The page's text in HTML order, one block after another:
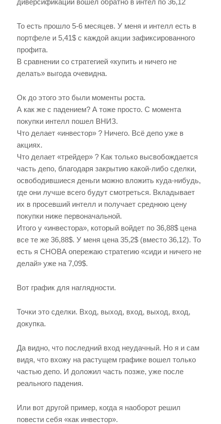
диверсификации вошел обратно в интел по 36,12
То есть прошло 5-6 месяцев. У меня и интелл есть в
портфеле и 5,41$ с каждой акции зафиксированного
профита.
В сравнении со стратегией «купить и ничего не
делать» выгода очевидна.
Ок до этого это были моменты роста.
А как же с падением? А тоже просто. С момента
покупки интелл пошел ВНИЗ.
Что делает «инвестор» ? Ничего. Всё депо уже в
акциях.
Что делает «трейдер» ? Как только высвобождается
часть депо, благодаря закрытию какой-либо сделки,
освободившиеся деньги можно вложить куда-нибудь,
где они лучше всего будут смотреться. Вкладывает
их в просевший интелл и получает среднюю цену
покупки ниже первоначальной.
Итого у «инвестора», который войдет по 36,88$ цена
все те же 36,88$. У меня цена 35,2$ (вместо 36,12). То
есть я СНОВА опережаю стратегию «сиди и ничего не
делай» уже на 7,09$.
Вот график для наглядности.
Точки это сделки. Вход, выход, вход, выход, вход,
докупка.
Да видно, что последний вход неудачный. Но я и сам
видя, что вхожу на растущем графике вошел только
частью депо. И доложил часть позже, уже после
реального падения.
Или вот другой пример, когда я наоборот решил
повести себя «как инвестор».